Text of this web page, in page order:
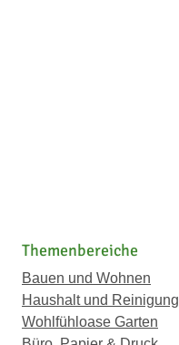
Themenbereiche
Bauen und Wohnen
Haushalt und Reinigung
Wohlfühloase Garten